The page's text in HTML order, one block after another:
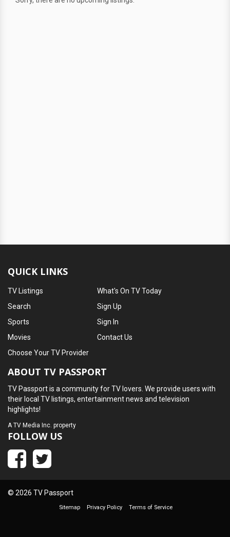
QUICK LINKS
TV Listings
Search
Sports
Movies
What's On TV Today
Sign Up
Sign In
Contact Us
Choose Your TV Provider
ABOUT TV PASSPORT
TV Passport is a community for TV lovers. We provide users with
their local TV listings, entertainment news and television
highlights!
ATV Media Inc. property
FOLLOW US
© 2026 TV Passport
Sitemap Privacy Policy Terms of Service